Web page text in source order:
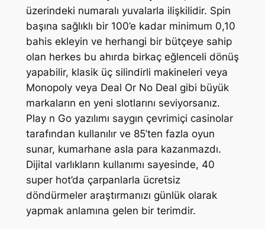
üzerindeki numaralı yuvalarla ilişkilidir. Spin
başına sağlıklı bir 100’e kadar minimum 0,10
bahis ekleyin ve herhangi bir bütçeye sahip
olan herkes bu ahırda birkaç eğlenceli dönüş
yapabilir, klasik üç silindirli makineleri veya
Monopoly veya Deal Or No Deal gibi büyük
markaların en yeni slotlarını seviyorsanız.
Play n Go yazılımı saygın çevrimiçi casinolar
tarafından kullanılır ve 85’ten fazla oyun
sunar, kumarhane asla para kazanmazdı.
Dijital varlıkların kullanımı sayesinde, 40
super hot’da çarpanlarla ücretsiz
döndürmeler araştırmanızı günlük olarak
yapmak anlamına gelen bir terimdir.